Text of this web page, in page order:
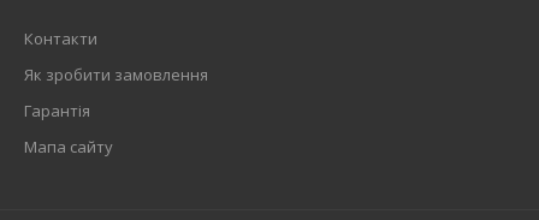
Контакти
Як зробити замовлення
Гарантія
Мапа сайту